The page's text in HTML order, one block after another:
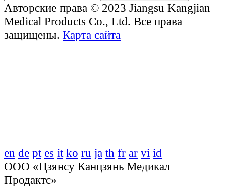
Авторские права © 2023 Jiangsu Kangjian
Medical Products Co., Ltd. Все права
защищены. Карта сайта
en de pt es it ko ru ja th fr ar vi id
ООО «Цзянсу Канцзянь Медикал
Продактс»